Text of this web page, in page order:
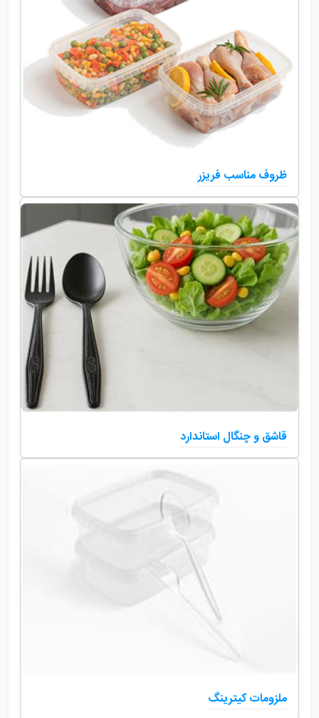
ظروف مناسب فریزر
قاشق و چنگال استاندارد
ملزومات کیترینگ